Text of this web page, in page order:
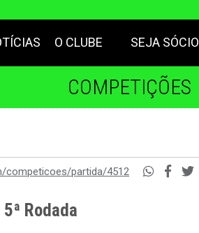
O CLUBE SEJA SÓCIO
COMPETIÇÕES
competicoes/partida/4512
Rodada